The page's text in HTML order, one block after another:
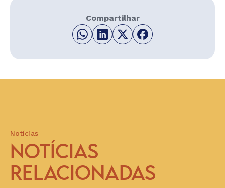
Compartilhar
Notícias
NOTÍCIAS
RELACIONADAS